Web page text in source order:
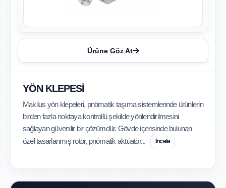
Ürüne Göz At
YÖN KLEPESI
Makilus yön klepeleri, pnömatik taşıma sistemlerinde ürünlerin
birden fazla noktaya kontrollü şekilde yönlendirilmesini
sağlayan güvenilir bir çözümdür. Gövde içerisinde bulunan
özel tasarlanmış rotor, pnömatik aktüatör...
İncele